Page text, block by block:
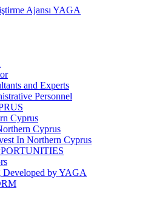
and Experts
Personnel
Cyprus
Cyprus
In Northern Cyprus
Developed by YAGA